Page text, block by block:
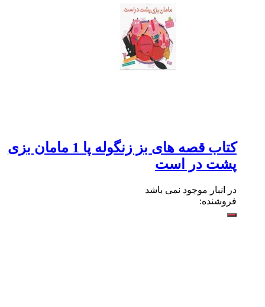
کتاب قصه های بز زنگوله پا 1 مامان بزی
پشت در است
در انبار موجود نمی باشد
فروشنده: